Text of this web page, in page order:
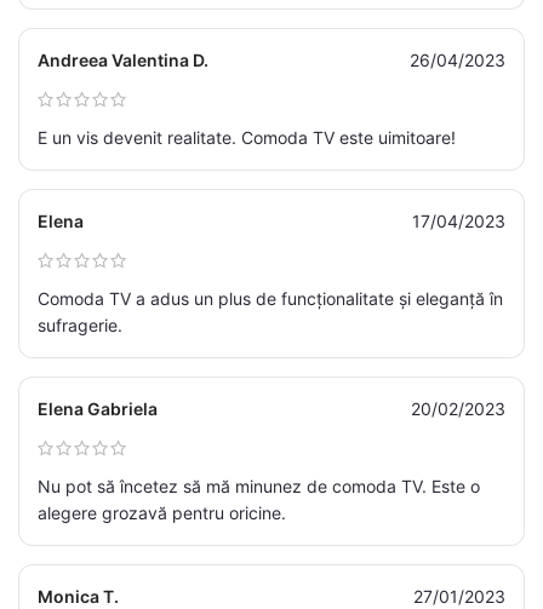
Andreea Valentina D. 26/04/2023
E un vis devenit realitate. Comoda TV este uimitoare!
Elena 17/04/2023
Comoda TV a adus un plus de funcționalitate și eleganță în
sufragerie.
Elena Gabriela 20/02/2023
Nu pot să încetez să mă minunez de comoda TV. Este o
alegere grozavă pentru oricine.
Monica T. 27/01/2023